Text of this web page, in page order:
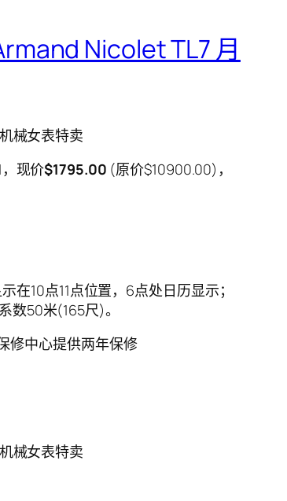
Nicolet TL7 月
械女表特卖
现价$1795.00 (原价$10900.00)，
10点11点位置，6点处日历显示；
数50米(165尺)。
修中心提供两年保修
械女表特卖